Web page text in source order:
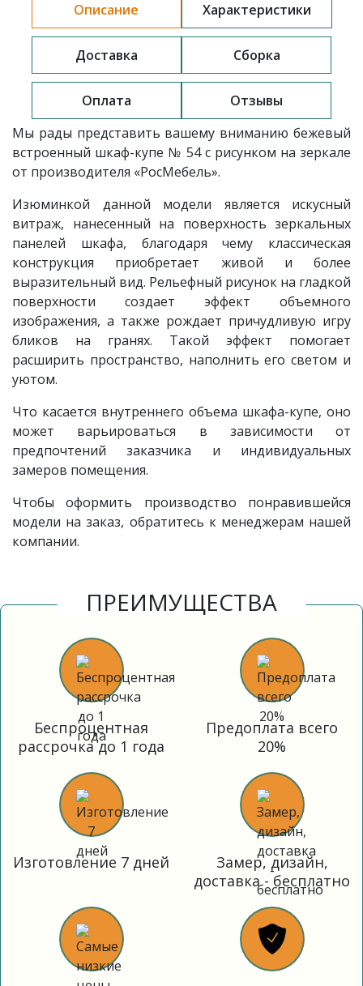
Описание Характеристики
Доставка Сборка
Оплата
Отзывы
Мы рады представить вашему вниманию бежевый
встроенный шкаф-купе № 54 с рисунком на зеркале
от производителя «РосМебель».
Изюминкой данной модели является искусный
витраж, нанесенный на поверхность зеркальных
панелей шкафа, благодаря чему классическая
конструкция приобретает живой и более
выразительный вид. Рельефный рисунок на гладкой
поверхности создает эффект объемного
изображения, а также рождает причудливую игру
бликов на гранях. Такой эффект помогает
расширить пространство, наполнить его светом и
уютом.
Что касается внутреннего объема шкафа-купе, оно
может варьироваться в зависимости от
предпочтений заказчика и индивидуальных
замеров помещения.
Чтобы оформить производство понравившейся
модели на заказ, обратитесь к менеджерам нашей
компании.
ПРЕИМУЩЕСТВА
Беспроцентная
рассрочка до 1 года
Предоплата всего
20%
Изготовление 7 дней
Замер, дизайн,
доставка - бесплатно